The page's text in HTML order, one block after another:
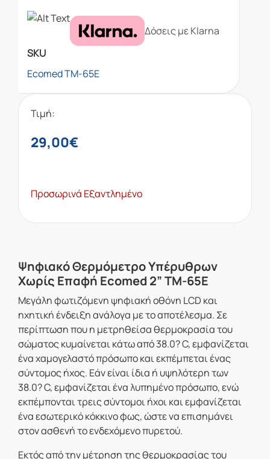
Δόσεις με Klarna
SKU
Ecomed TM-65E
Τιμή:
29,00€
Προσωρινά Εξαντλημένο
Ψηφιακό Θερμόμετρο Υπέρυθρων
Χωρίς Επαφή Ecomed 2” TM-65E
Μεγάλη φωτιζόμενη ψηφιακή οθόνη LCD και
ηχητική ένδειξη ανάλογα με το αποτέλεσμα. Σε
περίπτωση που η μετρηθείσα θερμοκρασία του
σώματος κυμαίνεται κάτω από 38.0? C, εμφανίζεται
ένα χαμογελαστό πρόσωπο και εκπέμπεται ένας
σύντομος ήχος. Εάν είναι ίδια ή υψηλότερη των
38.0? C, εμφανίζεται ένα λυπημένο πρόσωπο, ενώ
εκπέμπονται τρεις σύντομοι ήχοι και εμφανίζεται
ένα εσωτερικό κόκκινο φως, ώστε να επισημάνει
στον ασθενή το ενδεχόμενο πυρετού.
Εκτός από την μέτρηση της θερμοκρασίας του